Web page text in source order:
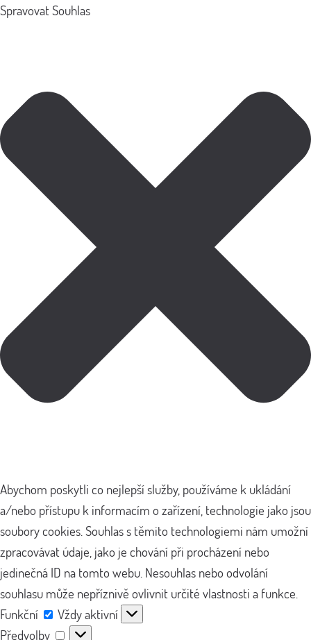
Spravovat Souhlas
Abychom poskytli co nejlepší služby, používáme k ukládání
a/nebo přístupu k informacím o zařízení, technologie jako jsou
soubory cookies. Souhlas s těmito technologiemi nám umožní
zpracovávat údaje, jako je chování při procházení nebo
jedinečná ID na tomto webu. Nesouhlas nebo odvolání
souhlasu může nepříznivě ovlivnit určité vlastnosti a funkce.
Funkční
Funkční
Vždy aktivní
Předvolby
Předvolby